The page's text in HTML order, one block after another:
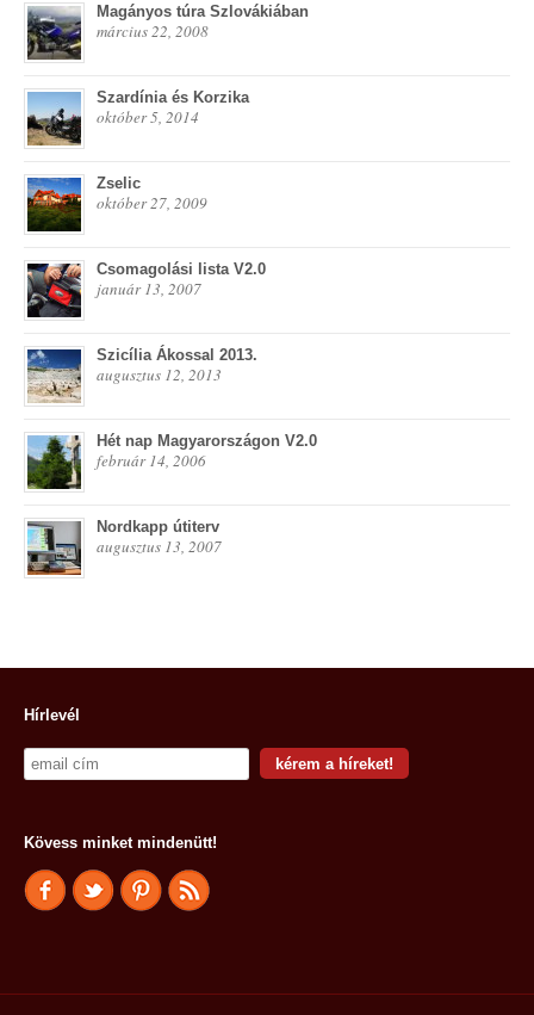
Magányos túra Szlovákiában
március 22, 2008
Szardínia és Korzika
október 5, 2014
Zselic
október 27, 2009
Csomagolási lista V2.0
január 13, 2007
Szicília Ákossal 2013.
augusztus 12, 2013
Hét nap Magyarországon V2.0
február 14, 2006
Nordkapp útiterv
augusztus 13, 2007
Hírlevél
Kövess minket mindenütt!